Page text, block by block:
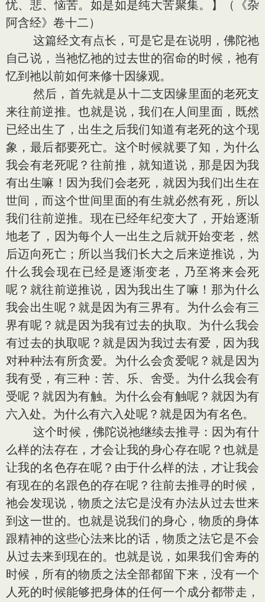
忧、悲、恼苦。如是如是纯大苦聚集。】（《杂
阿含经》卷十二）
这篇经文有点长，可是它是在说明，佛陀祂
自己说，当祂忆祂的过去世的宿命的时候，祂有
忆到祂以前如何来修十因缘观。
然后，首先就是从十二支因缘里面的老死支
来往前逆推。也就是说，我们在人间里面，既然
已经出生了，出生之后我们知道有老死的这个现
象，最后都要死亡。这个时候就要了知，为什么
我会有老死呢？往前推，就知道说，那是因为我
有出生嘛！因为我们会老死，就因为我们出生在
世间，而这个世间里面的有生就必然有死，所以
我们往前逆推。现在已经年纪变大了，开始逐渐
地老了，因为每个人一出生之后就开始变老，然
后迈向死亡；所以当我们长大之后来逆推说，为
什么我会现在已经是逐渐变老，乃至将来会死
呢？就往前逆推说，因为我出生了嘛！那为什么
我会出生呢？就是因为有三界有。为什么会有三
界有呢？就是因为我有过去的执取。为什么我会
有过去的执取呢？就是因为我过去有爱，因为我
对种种法有所贪爱。为什么会贪爱呢？就是因为
我有受，有三种：苦、乐、舍受。为什么我会有
受呢？就因为有触。为什么会有触呢？就因为有
六入处。为什么有六入处呢？就是因为有名色。
这个时候，佛陀说祂继续去推寻：因为有什
么样的法存在，才会让我的身心存在呢？也就是
让我的名色存在呢？由于什么样的法，才让我会
有现在的名跟色的存在呢？往前去推寻的时候，
祂会发现说，物质之法它是没有办法从过去世来
到这一世的。也就是说我们的身心，物质的身体
跟精神的这些心法来比的话，物质之法它是不会
从过去来到现在的。也就是说，如果我们舍寿的
时候，所有的物质之法全部都留下来，没有一个
人死的时候能够把身体的任何一个成分都带走，